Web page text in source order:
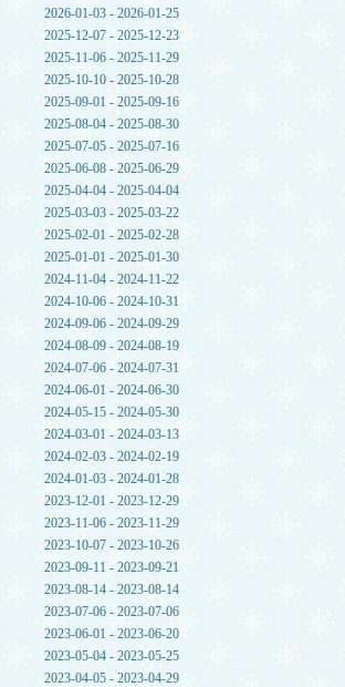
2026-01-03 - 2026-01-25
2025-12-07 - 2025-12-23
2025-11-06 - 2025-11-29
2025-10-10 - 2025-10-28
2025-09-01 - 2025-09-16
2025-08-04 - 2025-08-30
2025-07-05 - 2025-07-16
2025-06-08 - 2025-06-29
2025-04-04 - 2025-04-04
2025-03-03 - 2025-03-22
2025-02-01 - 2025-02-28
2025-01-01 - 2025-01-30
2024-11-04 - 2024-11-22
2024-10-06 - 2024-10-31
2024-09-06 - 2024-09-29
2024-08-09 - 2024-08-19
2024-07-06 - 2024-07-31
2024-06-01 - 2024-06-30
2024-05-15 - 2024-05-30
2024-03-01 - 2024-03-13
2024-02-03 - 2024-02-19
2024-01-03 - 2024-01-28
2023-12-01 - 2023-12-29
2023-11-06 - 2023-11-29
2023-10-07 - 2023-10-26
2023-09-11 - 2023-09-21
2023-08-14 - 2023-08-14
2023-07-06 - 2023-07-06
2023-06-01 - 2023-06-20
2023-05-04 - 2023-05-25
2023-04-05 - 2023-04-29